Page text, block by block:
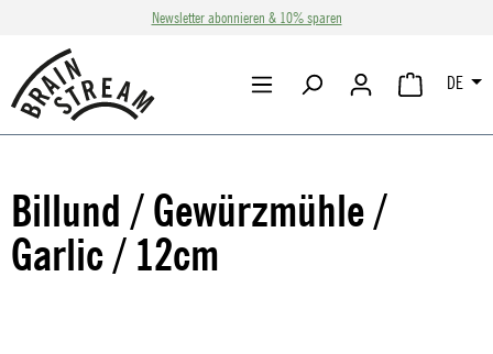
Zum Hauptinhalt springenNewsletter abonnieren & 10% sparen
DE
Billund / Gewürzmühle /
Garlic / 12cm